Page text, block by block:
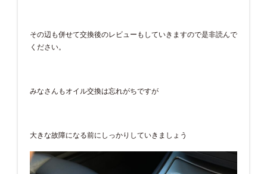
その辺も併せて交換後のレビューもしていきますので是非読んで
ください。
みなさんもオイル交換は忘れがちですが
大きな故障になる前にしっかりしていきましょう